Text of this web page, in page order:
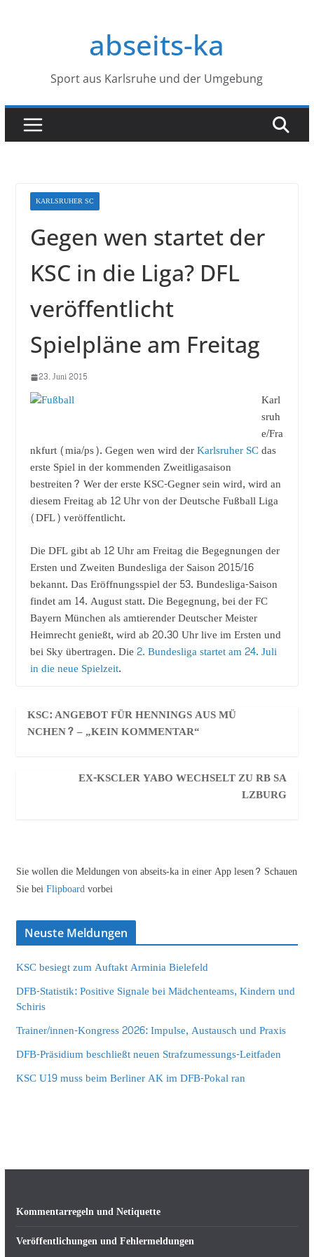
abseits-ka
Sport aus Karlsruhe und der Umgebung
KARLSRUHER SC
Gegen wen startet der
KSC in die Liga? DFL
veröffentlicht
Spielpläne am Freitag
23. Juni 2015
Karl
sruh
e/Fra
nkfurt (mia/ps). Gegen wen wird derKarlsruher SCdas
erste Spiel in der kommenden Zweitligasaison
bestreiten? Wer der erste KSC-Gegner sein wird, wird an
diesem Freitag ab 12 Uhr von der Deutsche Fußball Liga
(DFL) veröffentlicht.
Die DFL gibt ab 12 Uhr am Freitag die Begegnungen der
Ersten und Zweiten Bundesliga der Saison 2015/16
bekannt. Das Eröffnungsspiel der 53. Bundesliga-Saison
findet am 14. August statt. Die Begegnung, bei der FC
Bayern München als amtierender Deutscher Meister
Heimrecht genießt, wird ab 20.30 Uhr live im Ersten und
bei Sky übertragen. Die2. Bundesliga startet am 24. Juli
in die neue Spielzeit.
KSC: ANGEBOT FÜR HENNINGS AUS MÜ
NCHEN? – „KEIN KOMMENTAR“
EX-KSCLER YABO WECHSELT ZU RB SA
LZBURG
Sie wollen die Meldungen von abseits-ka in einer App lesen? Schauen
Sie beiFlipboardvorbei
Neuste Meldungen
KSC besiegt zum Auftakt Arminia Bielefeld
DFB-Statistik: Positive Signale bei Mädchenteams, Kindern und
Schiris
Trainer/innen-Kongress 2026: Impulse, Austausch und Praxis
DFB-Präsidium beschließt neuen Strafzumessungs-Leitfaden
KSC U19 muss beim Berliner AK im DFB-Pokal ran
Kommentarregeln und Netiquette
Veröffentlichungen und Fehlermeldungen